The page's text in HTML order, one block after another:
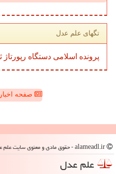
تگهای علم عدل
پرونده اسلامی دستگاه رپورتاژ
صفحه
علم عدل